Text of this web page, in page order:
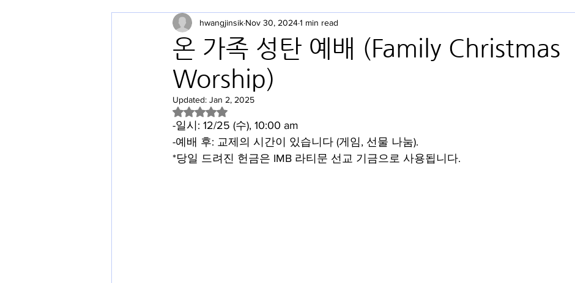
온 가족 성탄 예배 (Family Christmas
Worship)
hwangjinsik Nov 30, 20241 min read
Updated: Jan 2, 2025
Rated NaN out of 5 stars.
-일시: 12/25 (수), 10:00 am
-예배 후: 교제의 시간이 있습니다 (게임, 선물 나눔).
*당일 드려진 헌금은 IMB 라티문 선교 기금으로 사용됩니다.